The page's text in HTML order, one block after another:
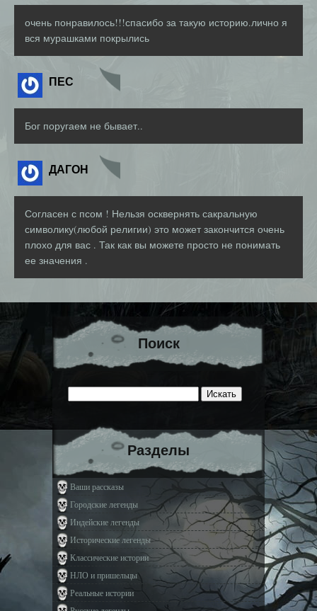
очень понравилось!!!спасибо за такую историю.лично я
вся мурашками покрылись
ПЕС
Бог поругаем не бывает..
ДАГОН
Согласен с псом ! Нельзя осквернять сакральную
символику(любой религии) это может закончится очень
плохо для вас . Так как вы можете просто не понимать
ее значения .
Поиск
Разделы
Ваши рассказы
Городские легенды
Индейские легенды
Исторические легенды
Классические истории
НЛО и пришельцы
Реальные истории